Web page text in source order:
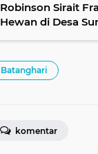
Robinson Sirait Fraksi PAN Usulkan Pembangunan Pasar
Hewan di Desa
Batanghari
komentar